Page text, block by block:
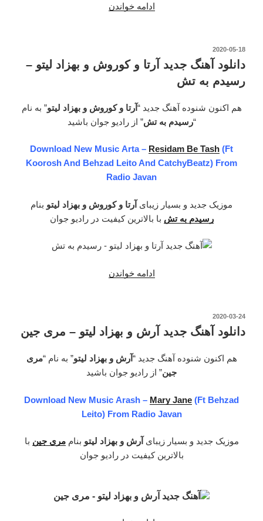
ادامه خواندن
لیتو
اصلی
قبل
نیست”
نوشته‌شده
2020-05-18
دانلود آهنگ جدید آرتا و کوروش و بهزاد لیتو –
رسیدم به تش
هم اکنون شنوده آهنگ جدید “ آرتا و کوروش و بهزاد لیتو” به نام
“رسیدم به تش” از رادیو جوان باشید
Download New Music Arta – Residam Be Tash (Ft
Koorosh And Behzad Leito And CatchyBeatz) From
Radio Javan
موزیک جدید و بسیار زیبای آرتا و کوروش و بهزاد لیتو بنام
رسیدم به تش با بالاترین کیفیت در رادیو جوان
ادامه خواندن
و
و
بهزاد
–
رسیدم
تش”
نوشته‌شده
2020-03-24
دانلود آهنگ جدید آرش و بهزاد لیتو – مری جین
هم اکنون شنوده آهنگ جدید “ آرش و بهزاد لیتو” به نام “مری
جین” از رادیو جوان باشید
Download New Music Arash – Mary Jane (Ft Behzad
Leito) From Radio Javan
موزیک جدید و بسیار زیبای آرش و بهزاد لیتو بناممری جین با
بالاترین کیفیت در رادیو جوان